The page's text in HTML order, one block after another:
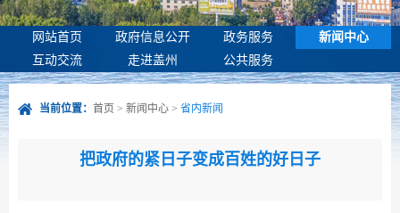
网站首页 政府信息公开 政务服务
新闻中心
互动交流
走进盖州 公共服务
当前位置： 首页 > 新闻中心 > 省内新闻
把政府的紧日子变成百姓的好日子